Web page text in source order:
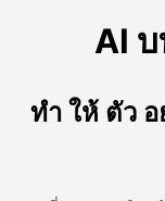
AI
ทํา ให้ ตัว